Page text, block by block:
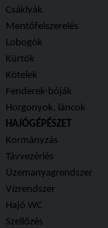
Csáklyák
Mentőfelszerelés
Lobogók
Kürtök
Kötelek
Fenderek-bóják
Horgonyok, láncok
HAJÓGÉPÉSZET
Kormányzás
Távvezérlés
Üzemanyagrendszer
Vízrendszer
Hajó WC
Szellőzés